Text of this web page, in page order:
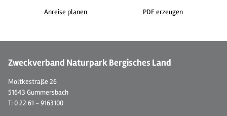
Anreise planen PDF erzeugen
Zweckverband Naturpark Bergisches Land
Moltkestraße 26
51643 Gummersbach
T: 0 22 61 - 9163100